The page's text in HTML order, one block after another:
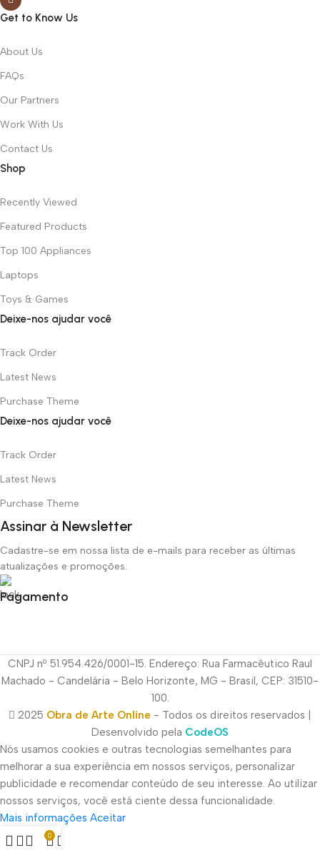
Get to Know Us
About Us
FAQs
Our Partners
Work With Us
Contact Us
Shop
Recently Viewed
Featured Products
Top 100 Appliances
Laptops
Toys & Games
Deixe-nos ajudar você
Track Order
Latest News
Purchase Theme
Deixe-nos ajudar você
Track Order
Latest News
Purchase Theme
Assinar à Newsletter
Cadastre-se em nossa lista de e-mails para receber as últimas
atualizações e promoções.
Pagamento
CNPJ nº 51.954.426/0001-15. Endereço: Rua Farmacêutico Raul
Machado - Candelária - Belo Horizonte, MG - Brasil, CEP: 31510-
100.
2025 Obra de Arte Online - Todos os direitos reservados |
Desenvolvido pela CodeOS
Nós usamos cookies e outras tecnologias semelhantes para
melhorar a sua experiência em nossos serviços, personalizar
publicidade e recomendar conteúdo de seu interesse. Ao utilizar
nossos serviços, você está ciente dessa funcionalidade.
Mais informações Aceitar
0